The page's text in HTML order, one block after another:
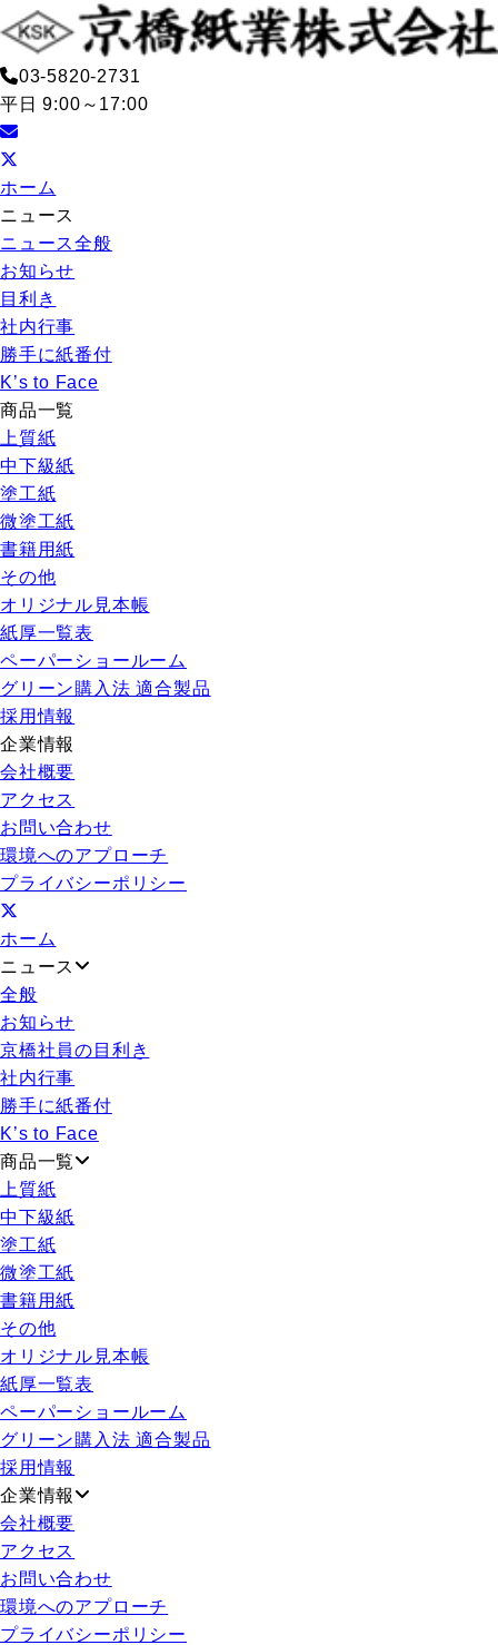
03-5820-2731
平日 9:00～17:00
ホーム
ニュース
ニュース全般
お知らせ
目利き
社内行事
勝手に紙番付
K’s to Face
商品一覧
上質紙
中下級紙
塗工紙
微塗工紙
書籍用紙
その他
オリジナル見本帳
紙厚一覧表
ペーパーショールーム
グリーン購入法 適合製品
採用情報
企業情報
会社概要
アクセス
お問い合わせ
環境へのアプローチ
プライバシーポリシー
ホーム
ニュース
全般
お知らせ
京橋社員の目利き
社内行事
勝手に紙番付
K’s to Face
商品一覧
上質紙
中下級紙
塗工紙
微塗工紙
書籍用紙
その他
オリジナル見本帳
紙厚一覧表
ペーパーショールーム
グリーン購入法 適合製品
採用情報
企業情報
会社概要
アクセス
お問い合わせ
環境へのアプローチ
プライバシーポリシー